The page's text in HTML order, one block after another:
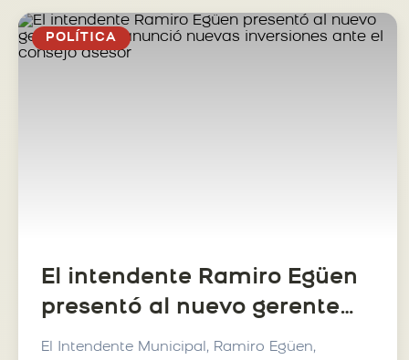
POLÍTICA
El intendente Ramiro Egüen
presentó al nuevo gerente
vial y anunció nuevas
El Intendente Municipal, Ramiro Egüen,